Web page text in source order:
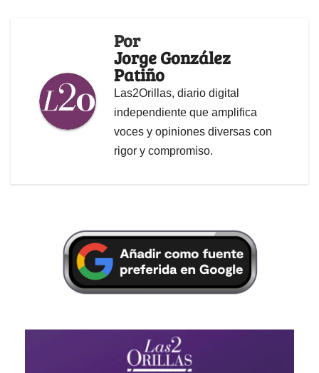
Por
Jorge González
Patiño
Las2Orillas, diario digital
independiente que amplifica
voces y opiniones diversas con
rigor y compromiso.